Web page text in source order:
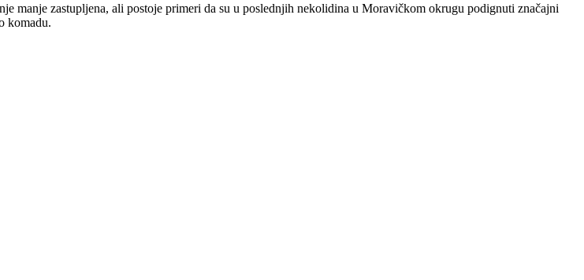
manje zastupljena, ali postoje primeri da su u poslednjih nekolidina u Moravičkom okrugu podignuti značajni
komadu.